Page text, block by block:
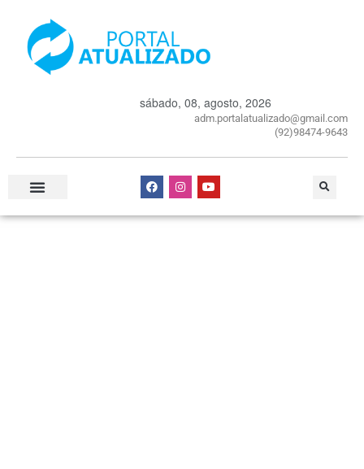
sábado, 08, agosto, 2026
adm.portalatualizado@gmail.com
(92)98474-9643